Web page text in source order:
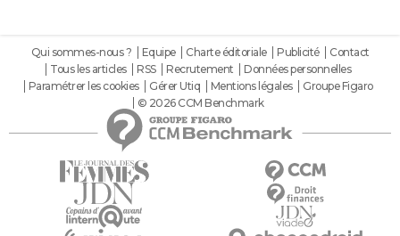
Qui sommes-nous ? Equipe Charte éditoriale Publicité
Contact
Tous les articles
RSS Recrutement
Données personnelles
Paramétrer les cookies
Gérer Utiq Mentions légales
Groupe Figaro
© 2026 CCM Benchmark